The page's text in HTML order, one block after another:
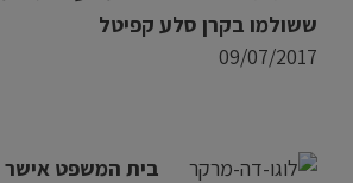
ששולמו בקרן סלע קפיטל
09/07/2017
בית המשפט אישר